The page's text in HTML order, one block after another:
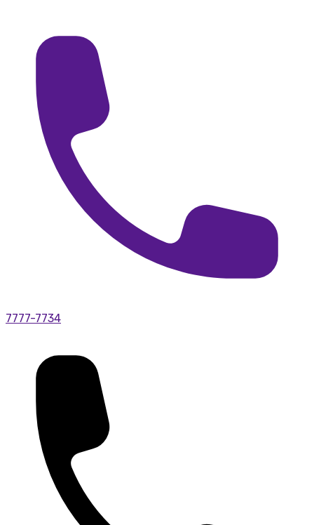
7777-7734